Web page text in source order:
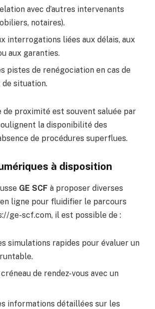
avec d’autres intervenants
notaires).
interrogations liées aux délais, aux
aux garanties.
pistes de renégociation en cas de
situation.
de proximité est souvent saluée par
la disponibilité des
de procédures superflues.
à disposition
GE SCF à proposer diverses
ligne pour fluidifier le parcours
ge-scf.com, il est possible de :
simulations rapides pour évaluer un
de rendez-vous avec un
informations détaillées sur les